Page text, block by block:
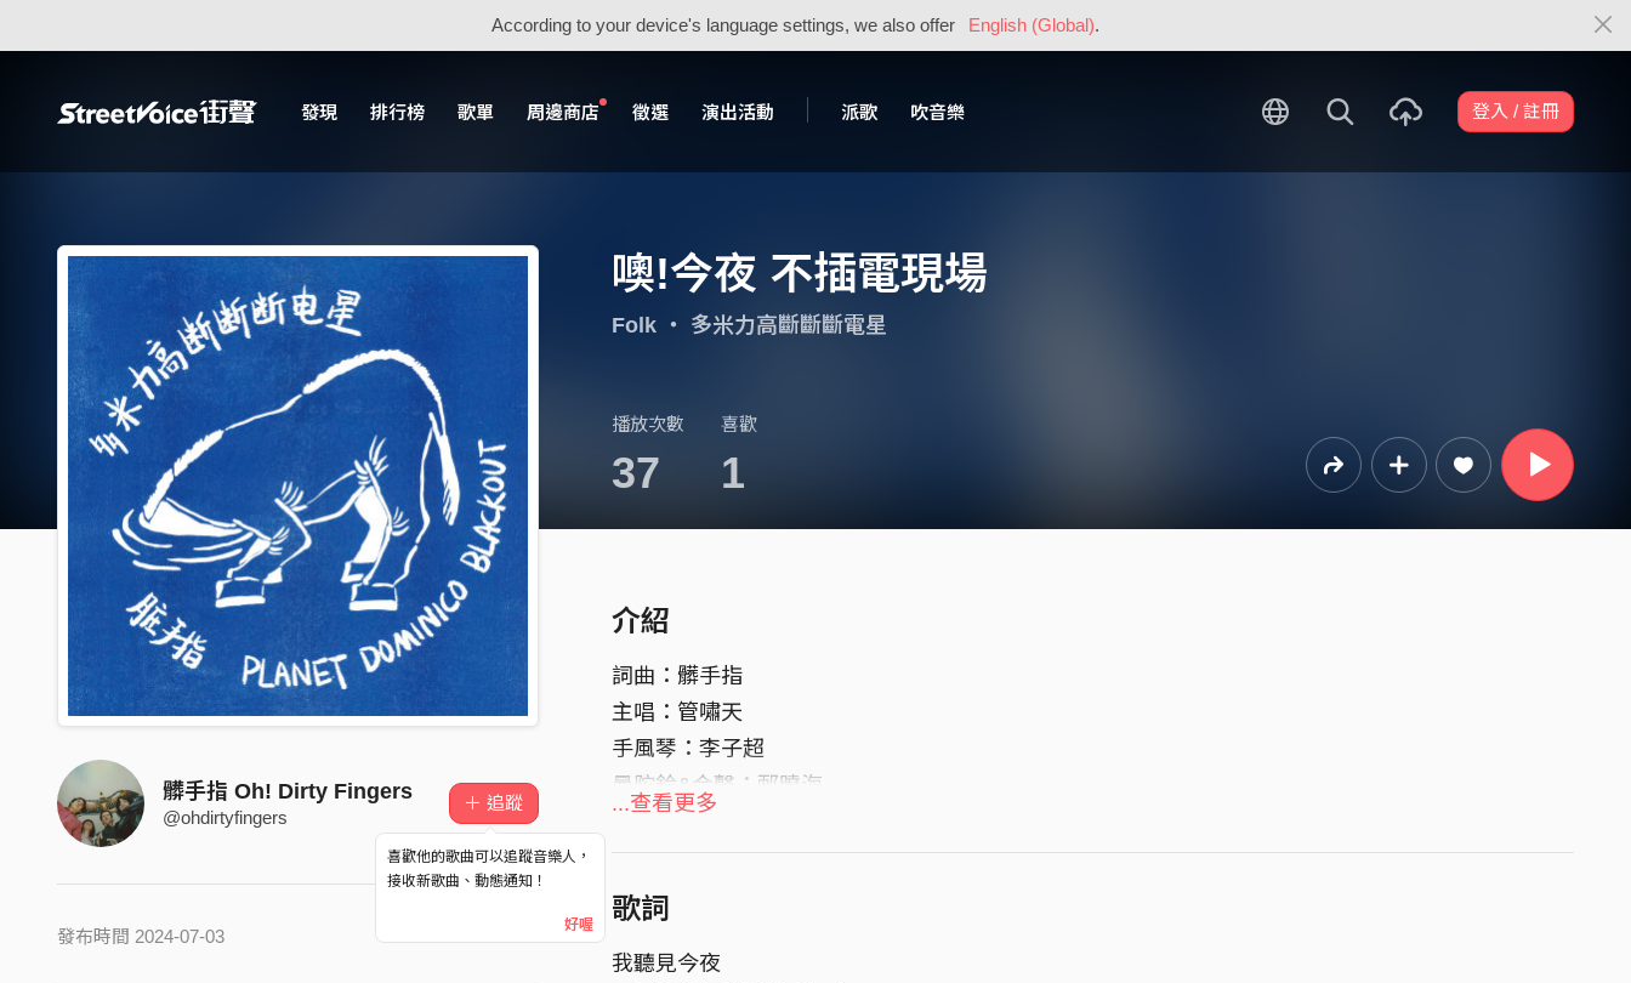
According to your device's language settings, we also offer English (Global).
發現 排行榜 歌單 周邊商店 徵選 演出活動 派歌 吹音樂 登入 / 註冊
噢!今夜 不插電現場
Folk・ 多米力高斷斷斷電星
播放次數
37
喜歡
1
髒手指 Oh! Dirty Fingers
@ohdirtyfingers
＋ 追蹤
喜歡他的歌曲可以追蹤音樂人，
接收新歌曲、動態通知！
好喔
發布時間 2024-07-03
介紹
詞曲：髒手指
主唱：管嘯天
手風琴：李子超
曼陀鈴&合聲：邴曉海
鋼琴：張海明
鋼片琴：鄔雨傑
豎笛&小打：沈幟
...查看更多
歌詞
我聽見今夜